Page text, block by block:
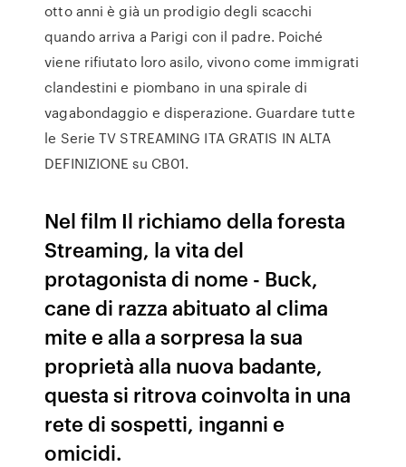
otto anni è già un prodigio degli scacchi
quando arriva a Parigi con il padre. Poiché
viene rifiutato loro asilo, vivono come immigrati
clandestini e piombano in una spirale di
vagabondaggio e disperazione. Guardare tutte
le Serie TV STREAMING ITA GRATIS IN ALTA
DEFINIZIONE su CB01.
Nel film Il richiamo della foresta
Streaming, la vita del
protagonista di nome - Buck,
cane di razza abituato al clima
mite e alla a sorpresa la sua
proprietà alla nuova badante,
questa si ritrova coinvolta in una
rete di sospetti, inganni e
omicidi.